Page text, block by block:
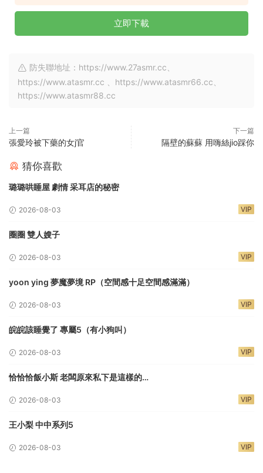
立即下載
防失聯地址：https://www.27asmr.cc、
https://www.atasmr.cc 、https://www.atasmr66.cc、
https://www.atasmr88.cc
上一篇
張愛玲被下藥的女j官
下一篇
隔壁的蘇蘇 用嗨絲jio踩你
猜你喜歡
璐璐哄睡屋 劇情 采耳店的秘密
2026-08-03 VIP
圈圈 雙人嫂子
2026-08-03 VIP
yoon ying 夢魔夢境 RP（空間感十足空間感滿滿）
2026-08-03 VIP
皖皖該睡覺了 專屬5（有小狗叫）
2026-08-03 VIP
恰恰恰飯小斯 老闆原來私下是這樣的…
2026-08-03 VIP
王小梨 中中系列5
2026-08-03 VIP